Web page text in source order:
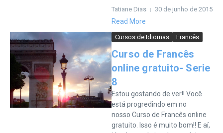
Tatiane Dias 30 de junho de 2015
Read More
Cursos de Idiomas Francês
Curso de Francês
online gratuito- Serie
8
Estou gostando de ver!! Você
está progredindo em no
nosso Curso de Francês online
gratuito. Isso é muito bom!! E aí,